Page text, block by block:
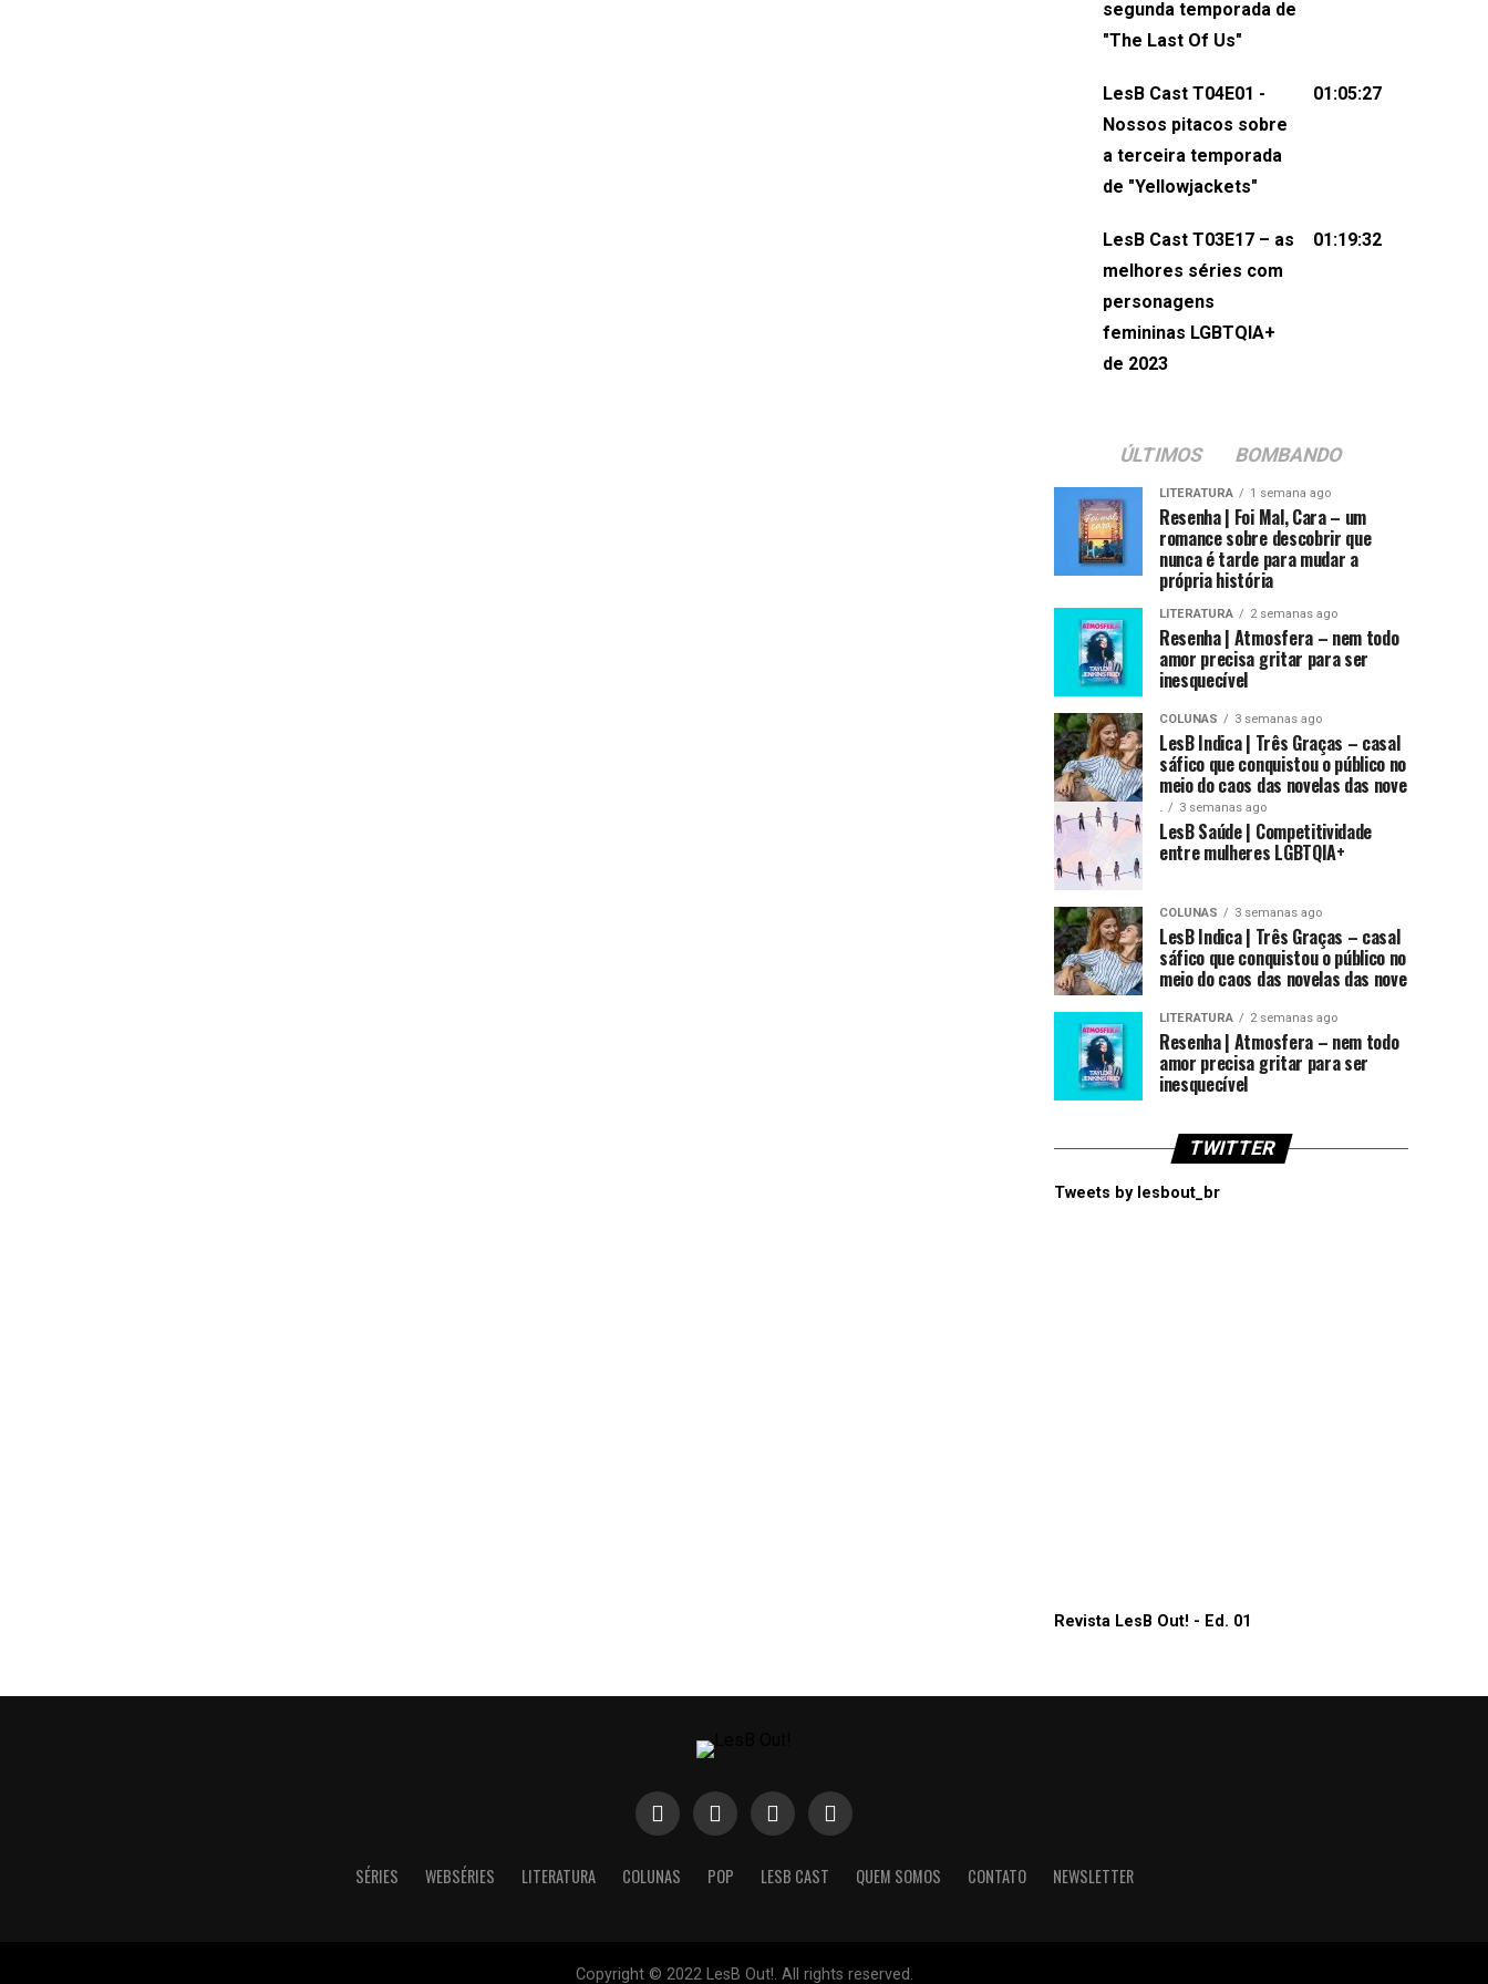
não esqueça de visitar nosso site e
sociais:Twitter: ⁠⁠⁠⁠@lesbout_br⁠⁠⁠⁠ Instagram:
do LesB Cast:Apresentação de
Karolen Passos
(⁠⁠⁠⁠⁠⁠@KarolenPassos⁠⁠⁠⁠⁠⁠)Participação de
Pollyelly FlorêncioEdição de Naiady
Machado
segunda temporada de
"The Last Of Us"
LesB Cast T04E01 -
Nossos pitacos sobre
a terceira temporada
de "Yellowjackets"
01:05:27
LesB Cast T03E17 – as
melhores séries com
personagens
femininas LGBTQIA+
de 2023
01:19:32
ÚLTIMOS BOMBANDO
LITERATURA 1 semana ago
Resenha | Foi Mal, Cara – um
romance sobre descobrir que
nunca é tarde para mudar a
própria história
LITERATURA 2 semanas ago
Resenha | Atmosfera – nem todo
amor precisa gritar para ser
inesquecível
COLUNAS 3 semanas ago
LesB Indica | Três Graças – casal
sáfico que conquistou o público no
meio do caos das novelas das nove
. 3 semanas ago
LesB Saúde | Competitividade
entre mulheres LGBTQIA+
COLUNAS 3 semanas ago
LesB Indica | Três Graças – casal
sáfico que conquistou o público no
meio do caos das novelas das nove
LITERATURA 2 semanas ago
Resenha | Atmosfera – nem todo
amor precisa gritar para ser
inesquecível
TWITTER
Tweets by lesbout_br
Revista LesB Out! - Ed. 01
SÉRIES WEBSÉRIES LITERATURA COLUNAS POP LESB CAST QUEM SOMOS CONTATO NEWSLETTER
Copyright © 2022 LesB Out!. All rights reserved.